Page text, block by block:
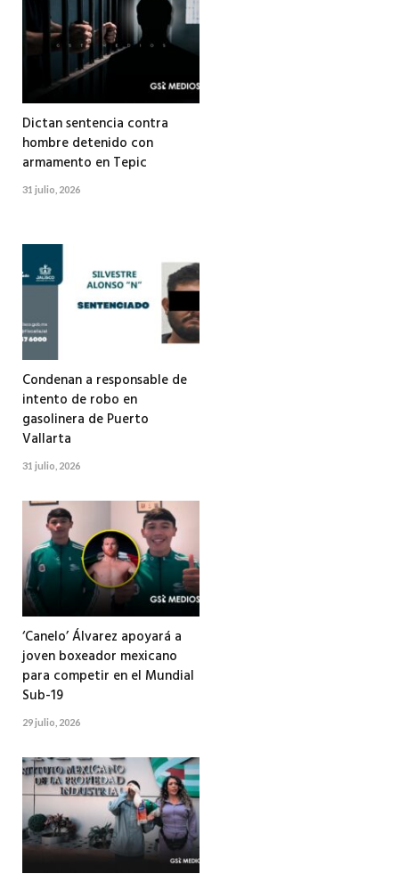
Dictan sentencia contra
hombre detenido con
armamento en Tepic
31 julio, 2026
Condenan a responsable de
intento de robo en
gasolinera de Puerto
Vallarta
31 julio, 2026
‘Canelo’ Álvarez apoyará a
joven boxeador mexicano
para competir en el Mundial
Sub-19
29 julio, 2026